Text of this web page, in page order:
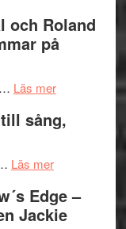
I
Delvis
genrens
terräng
på
och Roland
på
… Läs merom
Endre,
Roland
Pöntinen
sång,
Läs merom
bjuder
in
Edge –
Jackie